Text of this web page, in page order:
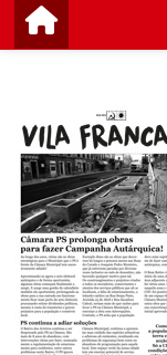
Skip